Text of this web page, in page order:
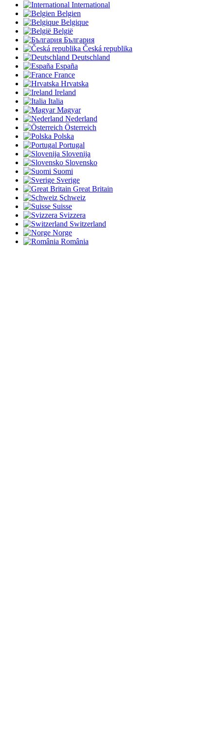
International
Belgien
Belgique
België
България
Česká republika
Deutschland
España
France
Hrvatska
Ireland
Italia
Magyar
Nederland
Österreich
Polska
Portugal
Slovenija
Slovensko
Suomi
Sverige
Great Britain
Schweiz
Suisse
Svizzera
Switzerland
Norge
România